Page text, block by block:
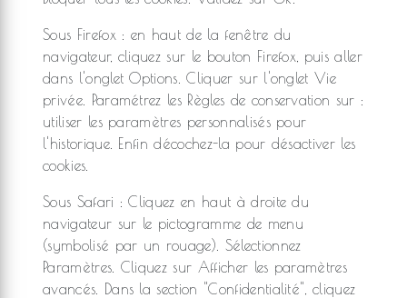
Sous Firefox : en haut de la fenêtre du
navigateur, cliquez sur le bouton Firefox, puis aller
dans l'onglet Options. Cliquer sur l'onglet Vie
privée. Paramétrez les Règles de conservation sur :
utiliser les paramètres personnalisés pour
l'historique. Enfin décochez-la pour désactiver les
cookies.
Sous Safari : Cliquez en haut à droite du
navigateur sur le pictogramme de menu
(symbolisé par un rouage). Sélectionnez
Paramètres. Cliquez sur Afficher les paramètres
avancés. Dans la section "Confidentialité", cliquez